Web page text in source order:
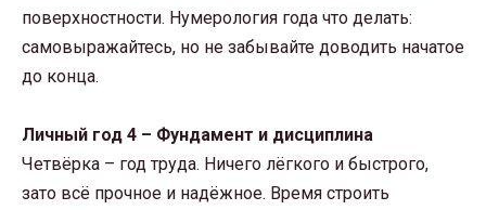
поверхностности. Нумерология года что делать:
самовыражайтесь, но не забывайте доводить начатое
до конца.
Личный год 4 – Фундамент и дисциплина
Четвёрка – год труда. Ничего лёгкого и быстрого,
зато всё прочное и надёжное. Время строить